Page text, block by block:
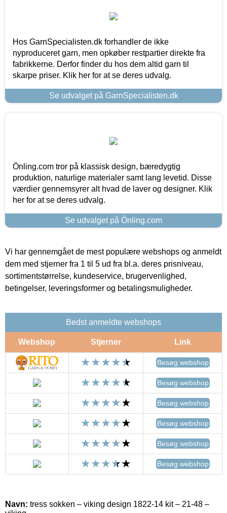
Hos GarnSpecialisten.dk forhandler de ikke
nyproduceret garn, men opkøber restpartier direkte fra
fabrikkerne. Derfor finder du hos dem altid garn til
skarpe priser. Klik her for at se deres udvalg.
Se udvalget på GarnSpecialisten.dk
Önling.com tror på klassisk design, bæredygtig
produktion, naturlige materialer samt lang levetid. Disse
værdier gennemsyrer alt hvad de laver og designer. Klik
her for at se deres udvalg.
Se udvalget på Önling.com
Vi har gennemgået de mest populære webshops og anmeldt
dem med stjerner fra 1 til 5 ud fra bl.a. deres prisniveau,
sortimentstørrelse, kundeservice, brugervenlighed,
betingelser, leveringsformer og betalingsmuligheder.
Bedst anmeldte webshops
Webshop Stjerner Link
Besøg webshop
Besøg webshop
Besøg webshop
Besøg webshop
Besøg webshop
Besøg webshop
Navn: tress sokken – viking design 1822-14 kit – 21-48 –